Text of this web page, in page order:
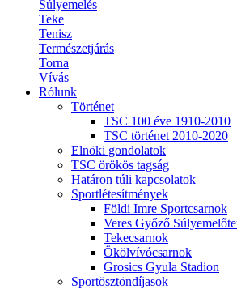
Súlyemelés
Teke
Tenisz
Természetjárás
Torna
Vívás
Rólunk
Történet
TSC 100 éve 1910-2010
TSC történet 2010-2020
Elnöki gondolatok
TSC örökös tagság
Határon túli kapcsolatok
Sportlétesítmények
Földi Imre Sportcsarnok
Veres Győző
Tekecsarnok
Ökölvívócsarnok
Grosics Gyula Stadion
Sportösztöndíjasok